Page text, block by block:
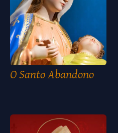
O Santo Abandono